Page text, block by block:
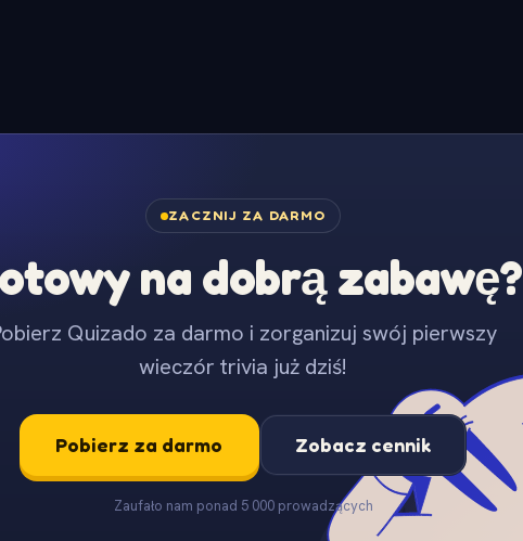
ZACZNIJ ZA DARMO
na dobrą zabawę?
Quizado za darmo i zorganizuj swój pierwszy
wieczór trivia już dziś!
Pobierz za darmo Zobacz cennik
Zaufało nam ponad 5 000 prowadzących